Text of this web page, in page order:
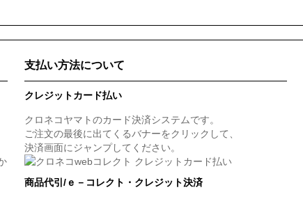
支払い方法について
クレジットカード払い
クロネコヤマトのカード決済システムです。
ご注文の最後に出てくるバナーをクリックして、
決済画面にジャンプしてください。
商品代引/ｅ－コレクト・クレジット決済